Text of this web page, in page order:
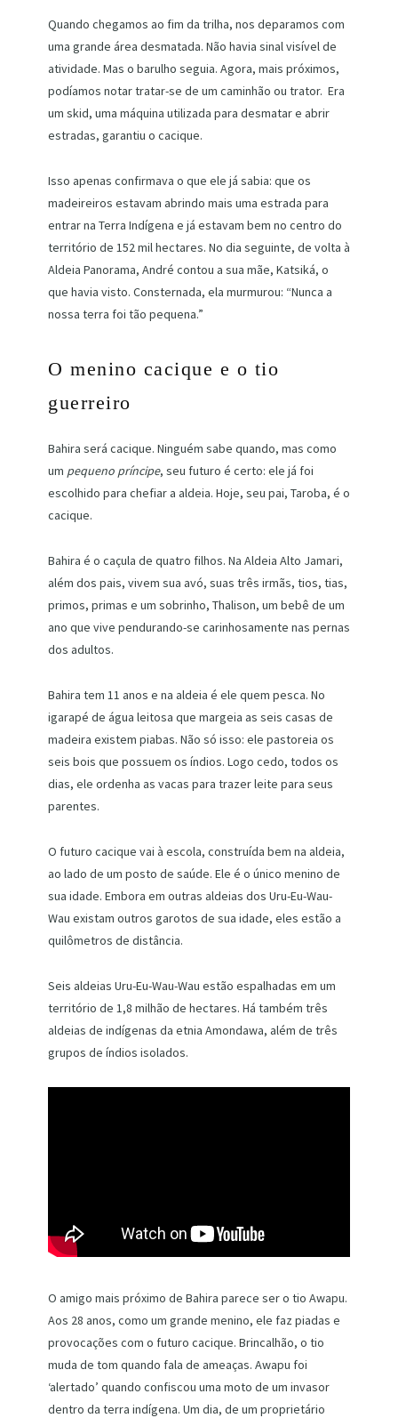
Quando chegamos ao fim da trilha, nos deparamos com
uma grande área desmatada. Não havia sinal visível de
atividade. Mas o barulho seguia. Agora, mais próximos,
podíamos notar tratar-se de um caminhão ou trator. Era
um skid, uma máquina utilizada para desmatar e abrir
estradas, garantiu o cacique.
Isso apenas confirmava o que ele já sabia: que os
madeireiros estavam abrindo mais uma estrada para
entrar na Terra Indígena e já estavam bem no centro do
território de 152 mil hectares. No dia seguinte, de volta à
Aldeia Panorama, André contou a sua mãe, Katsiká, o
que havia visto. Consternada, ela murmurou: “Nunca a
nossa terra foi tão pequena.”
O menino cacique e o tio
guerreiro
Bahira será cacique. Ninguém sabe quando, mas como
um pequeno príncipe, seu futuro é certo: ele já foi
escolhido para chefiar a aldeia. Hoje, seu pai, Taroba, é o
cacique.
Bahira é o caçula de quatro filhos. Na Aldeia Alto Jamari,
além dos pais, vivem sua avó, suas três irmãs, tios, tias,
primos, primas e um sobrinho, Thalison, um bebê de um
ano que vive pendurando-se carinhosamente nas pernas
dos adultos.
Bahira tem 11 anos e na aldeia é ele quem pesca. No
igarapé de água leitosa que margeia as seis casas de
madeira existem piabas. Não só isso: ele pastoreia os
seis bois que possuem os índios. Logo cedo, todos os
dias, ele ordenha as vacas para trazer leite para seus
parentes.
O futuro cacique vai à escola, construída bem na aldeia,
ao lado de um posto de saúde. Ele é o único menino de
sua idade. Embora em outras aldeias dos Uru-Eu-Wau-
Wau existam outros garotos de sua idade, eles estão a
quilômetros de distância.
Seis aldeias Uru-Eu-Wau-Wau estão espalhadas em um
território de 1,8 milhão de hectares. Há também três
aldeias de indígenas da etnia Amondawa, além de três
grupos de índios isolados.
O amigo mais próximo de Bahira parece ser o tio Awapu.
Aos 28 anos, como um grande menino, ele faz piadas e
provocações com o futuro cacique. Brincalhão, o tio
muda de tom quando fala de ameaças. Awapu foi
‘alertado’ quando confiscou uma moto de um invasor
dentro da terra indígena. Um dia, de um proprietário